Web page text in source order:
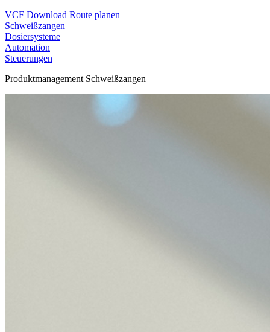
VCF Download Route planen
Schweißzangen
Dosiersysteme
Automation
Steuerungen
Produktmanagement Schweißzangen